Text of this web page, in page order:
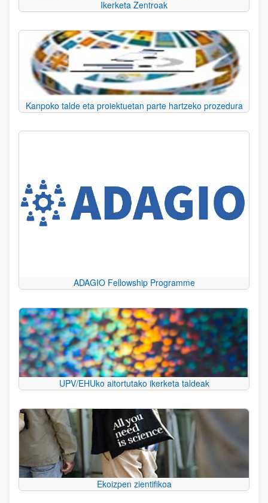
Ikerketa Zentroak
Kanpoko talde eta proiektuetan parte hartzeko prozedura
ADAGIO Fellowship Programme
UPV/EHUko aitortutako ikerketa taldeak
Ekoizpen zientifikoa